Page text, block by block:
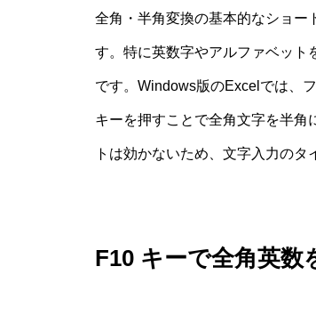
全角・半角変換の基本的なショー
す。特に英数字やアルファベット
です。Windows版のExcelでは、
キーを押すことで全角文字を半角
トは効かないため、文字入力のタ
F10 キーで全角英数